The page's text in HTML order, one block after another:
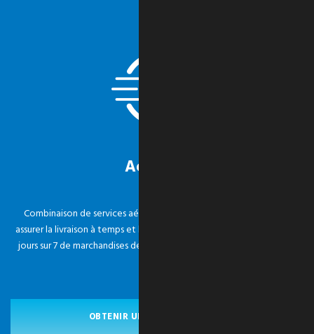
Accéléré
Combinaison de services aériens, terrestres et de courtage pour
assurer la livraison à temps et la communication 24 heures sur 24 et 7
jours sur 7 de marchandises de grande valeur et sensibles au facteur
OBTENIR UN SERVICE URGENT